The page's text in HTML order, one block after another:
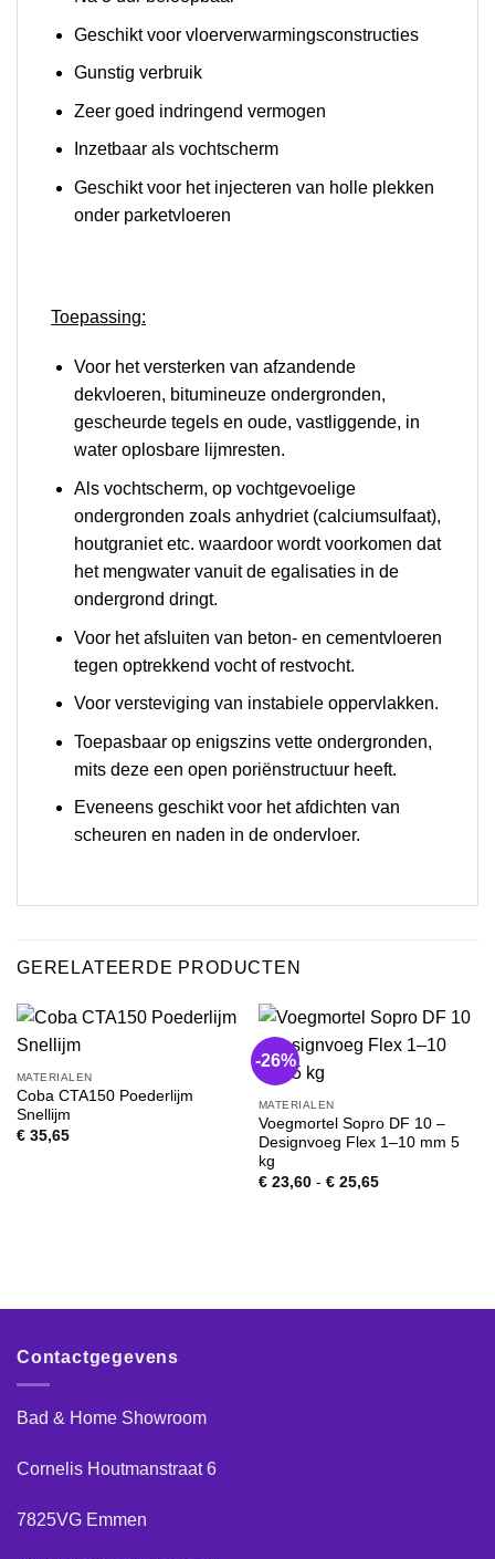
Geschikt voor vloerverwarmingsconstructies
Gunstig verbruik
Zeer goed indringend vermogen
Inzetbaar als vochtscherm
Geschikt voor het injecteren van holle plekken
onder parketvloeren
Toepassing:
Voor het versterken van afzandende
dekvloeren, bitumineuze ondergronden,
gescheurde tegels en oude, vastliggende, in
water oplosbare lijmresten.
Als vochtscherm, op vochtgevoelige
ondergronden zoals anhydriet (calciumsulfaat),
houtgraniet etc. waardoor wordt voorkomen dat
het mengwater vanuit de egalisaties in de
ondergrond dringt.
Voor het afsluiten van beton- en cementvloeren
tegen optrekkend vocht of restvocht.
Voor versteviging van instabiele oppervlakken.
Toepasbaar op enigszins vette ondergronden,
mits deze een open poriënstructuur heeft.
Eveneens geschikt voor het afdichten van
scheuren en naden in de ondervloer.
GERELATEERDE PRODUCTEN
MATERIALEN
Coba CTA150 Poederlijm
Snellijm
€35,65
-26%
MATERIALEN
Voegmortel Sopro DF 10 –
Designvoeg Flex 1–10 mm 5
kg
€23,60 - €25,65Prijsklasse:
Contactgegevens
Bad & Home Showroom
Cornelis Houtmanstraat 6
7825VG Emmen